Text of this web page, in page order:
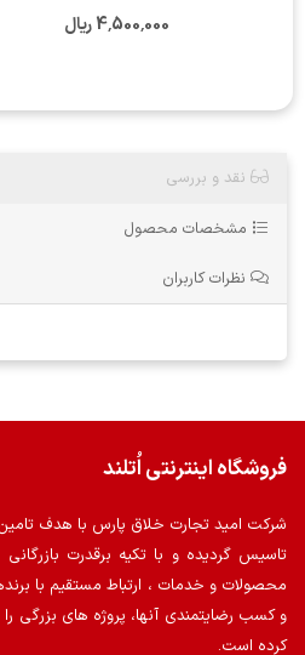
4٬500٬000 ریال
نقد و بررسی
مشخصات محصول
نظرات کاربران
فروشگاه اینترنتی اُتلند
شرکت امید تجارت خلاق پارس با هدف
تاسیس گردیده و با تکیه برقدرت
محصولات و خدمات ، ارتباط مستقیم با
و کسب رضایتمندی آنها، پروژه های بزرگی
کرده است.